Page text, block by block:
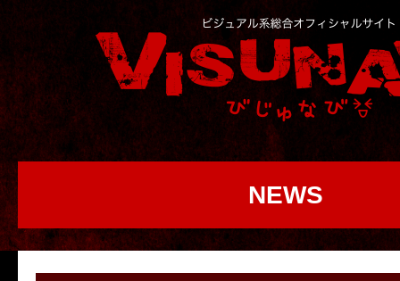
NEWS